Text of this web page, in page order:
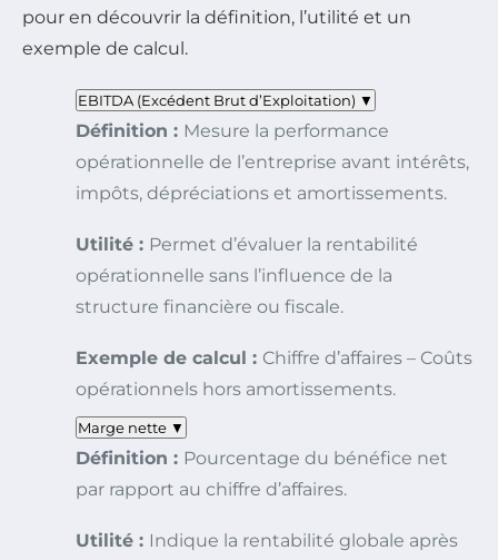
pour en découvrir la définition, l’utilité et un
exemple de calcul.
EBITDA (Excédent Brut d’Exploitation) ▼
Définition : Mesure la performance
opérationnelle de l’entreprise avant intérêts,
impôts, dépréciations et amortissements.
Utilité : Permet d’évaluer la rentabilité
opérationnelle sans l’influence de la
structure financière ou fiscale.
Exemple de calcul : Chiffre d’affaires – Coûts
opérationnels hors amortissements.
Marge nette ▼
Définition : Pourcentage du bénéfice net
par rapport au chiffre d’affaires.
Utilité : Indique la rentabilité globale après